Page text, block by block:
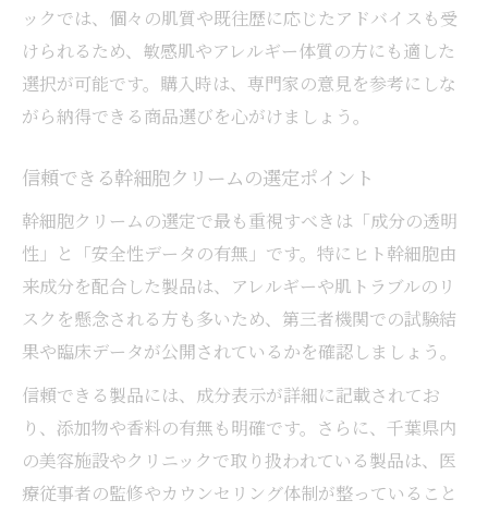
ックでは、個々の肌質や既往歴に応じたアドバイスも受
けられるため、敏感肌やアレルギー体質の方にも適した
選択が可能です。購入時は、専門家の意見を参考にしな
がら納得できる商品選びを心がけましょう。
信頼できる幹細胞クリームの選定ポイント
幹細胞クリームの選定で最も重視すべきは「成分の透明
性」と「安全性データの有無」です。特にヒト幹細胞由
来成分を配合した製品は、アレルギーや肌トラブルのリ
スクを懸念される方も多いため、第三者機関での試験結
果や臨床データが公開されているかを確認しましょう。
信頼できる製品には、成分表示が詳細に記載されてお
り、添加物や香料の有無も明確です。さらに、千葉県内
の美容施設やクリニックで取り扱われている製品は、医
療従事者の監修やカウンセリング体制が整っていること